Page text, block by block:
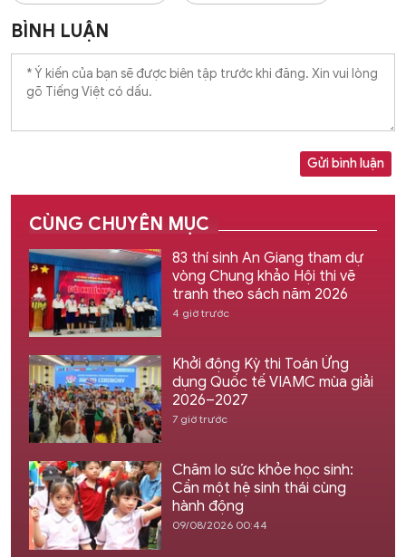
BÌNH LUẬN
Gửi bình luận
CÙNG CHUYÊN MỤC
83 thí sinh An Giang tham dự
vòng Chung khảo Hội thi vẽ
tranh theo sách năm 2026
4 giờ trước
Khởi động Kỳ thi Toán Ứng
dụng Quốc tế VIAMC mùa giải
2026–2027
7 giờ trước
Chăm lo sức khỏe học sinh:
Cần một hệ sinh thái cùng
hành động
09/08/2026 00:44